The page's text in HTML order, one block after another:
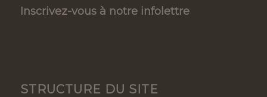
Inscrivez-vous à notre infolettre
STRUCTURE DU SITE